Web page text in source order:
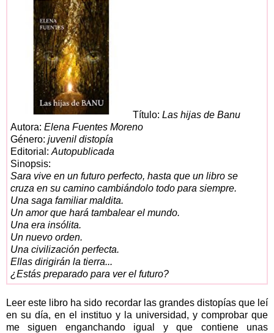
Título: Las hijas de Banu
Autora: Elena Fuentes Moreno
Género: juvenil distopía
Editorial: Autopublicada
Sinopsis:
Sara vive en un futuro perfecto, hasta que un libro se
cruza en su camino cambiándolo todo para siempre.
Una saga familiar maldita.
Un amor que hará tambalear el mundo.
Una era insólita.
Un nuevo orden.
Una civilización perfecta.
Ellas dirigirán la tierra...
¿Estás preparado para ver el futuro?
Leer este libro ha sido recordar las grandes distopías que leí
en su día, en el instituo y la universidad, y comprobar que
me siguen enganchando igual y que contiene unas